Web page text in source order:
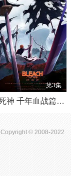
第3集
死神 千年血战篇 祸进谭(2026)
Copyright © 2008-2022